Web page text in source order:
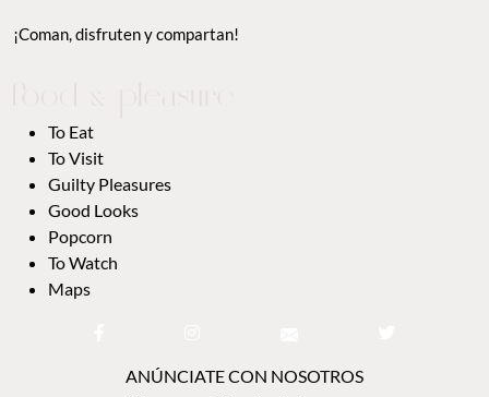
¡Coman, disfruten y compartan!
To Eat
To Visit
Guilty Pleasures
Good Looks
Popcorn
To Watch
Maps
ANÚNCIATE CON NOSOTROS